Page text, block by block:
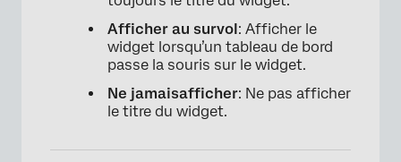
Afficher au survol : Afficher le
widget lorsqu’un tableau de bord
passe la souris sur le widget.
Ne jamaisafficher: Ne pas afficher
le titre du widget.